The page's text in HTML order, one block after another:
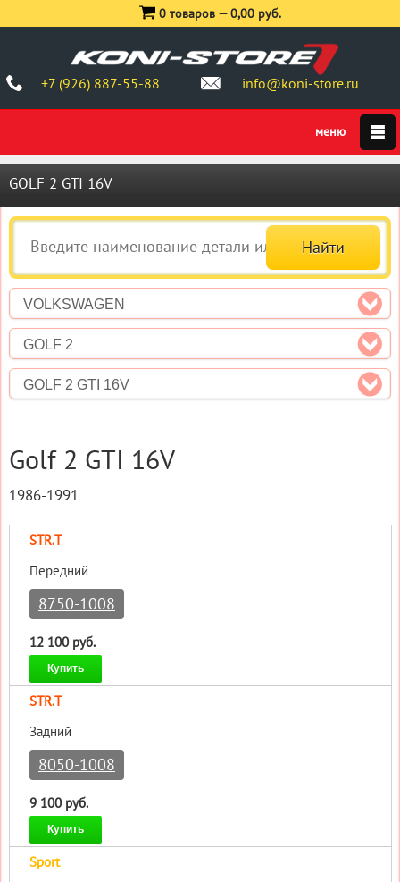
+7 (926) 887-55-88 info@koni-store.ru
0 товаров —0,00 руб.
GOLF 2 GTI 16V
VOLKSWAGEN
GOLF 2
GOLF 2 GTI 16V
Golf 2 GTI 16V
1986-1991
STR.T
Передний
8750-1008
12 100 руб.
Купить
STR.T
Задний
8050-1008
9 100 руб.
Купить
Sport